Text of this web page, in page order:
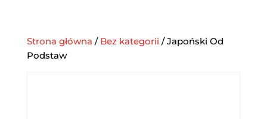
Strona główna / Bez kategorii / Japoński Od
Podstaw